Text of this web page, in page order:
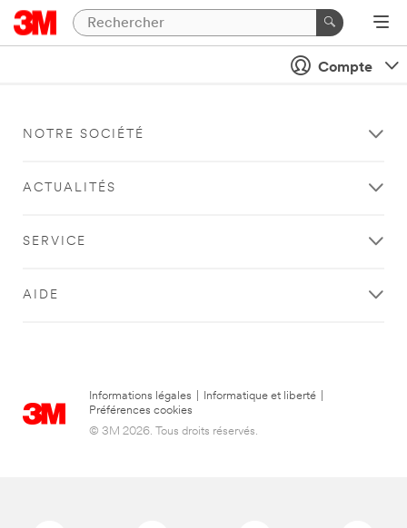
Compte
NOTRE SOCIÉTÉ
ACTUALITÉS
SERVICE
AIDE
Informations légales Informatique et liberté
Préférences cookies
© 3M 2026. Tous droits réservés.